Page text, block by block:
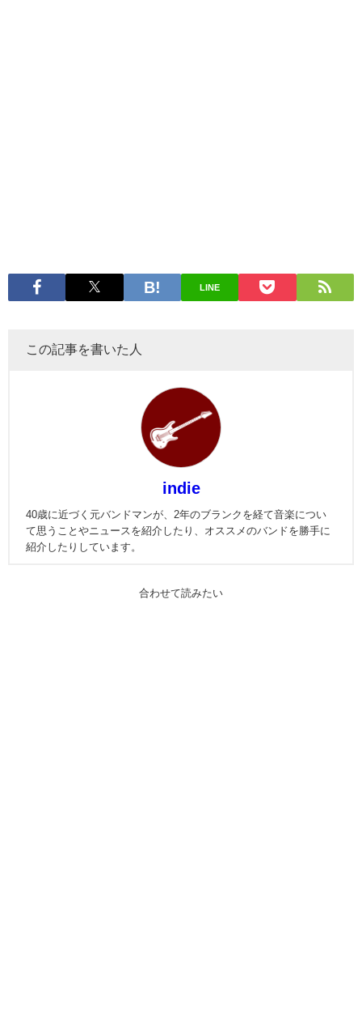
LINE
この記事を書いた人
indie
40歳に近づく元バンドマンが、2年のブランクを経て音楽につい
て思うことやニュースを紹介したり、オススメのバンドを勝手に
紹介したりしています。
合わせて読みたい